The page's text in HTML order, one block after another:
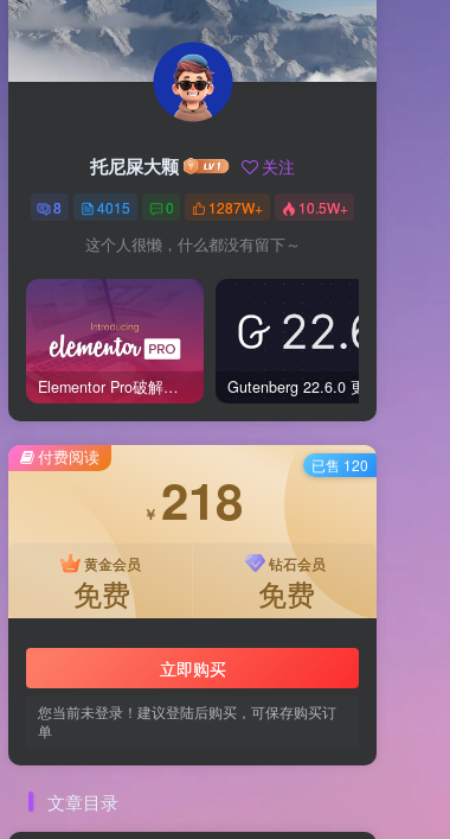
托尼屎大颗 关注
8 4015 0 1287W+ 10.5W+
这个人很懒，什么都没有留下～
Elementor Pro破解版还能用吗？2026年常见风险与后果盘点
付费阅读
￥ 218
黄金会员
免费
钻石会员
免费
立即购买
您当前未登录！建议登陆后购买，可保存购买订
单
已售 120
文章目录